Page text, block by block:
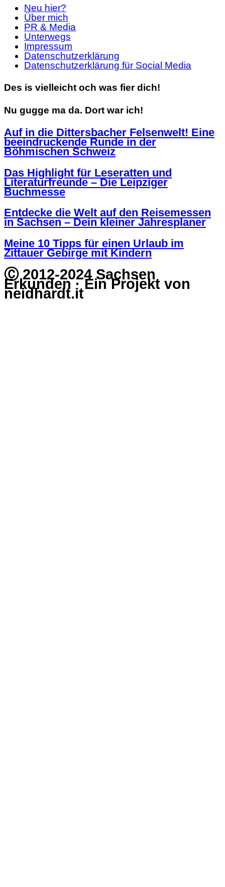
Neu hier?
Über mich
PR & Media
Unterwegs
Impressum
Datenschutzerklärung
Datenschutzerklärung für Social Media
Des is vielleicht och was fier dich!
Nu gugge ma da. Dort war ich!
Auf in die Dittersbacher Felsenwelt! Eine
beeindruckende Runde in der
Böhmischen Schweiz
Das Highlight für Leseratten und
Literaturfreunde – Die Leipziger
Buchmesse
Entdecke die Welt auf den Reisemessen
in Sachsen – Dein kleiner Jahresplaner
Meine 10 Tipps für einen Urlaub im
Zittauer Gebirge mit Kindern
Ⓒ 2012-2024 Sachsen
Erkunden · Ein Projekt von
neidhardt.it